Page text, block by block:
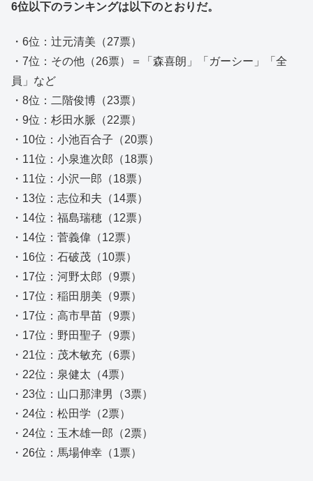
6位以下のランキングは以下のとおりだ。
・6位：辻元清美（27票）
・7位：その他（26票）＝「森喜朗」「ガーシー」「全
員」など
・8位：二階俊博（23票）
・9位：杉田水脈（22票）
・10位：小池百合子（20票）
・11位：小泉進次郎（18票）
・11位：小沢一郎（18票）
・13位：志位和夫（14票）
・14位：福島瑞穂（12票）
・14位：菅義偉（12票）
・16位：石破茂（10票）
・17位：河野太郎（9票）
・17位：稲田朋美（9票）
・17位：高市早苗（9票）
・17位：野田聖子（9票）
・21位：茂木敏充（6票）
・22位：泉健太（4票）
・23位：山口那津男（3票）
・24位：松田学（2票）
・24位：玉木雄一郎（2票）
・26位：馬場伸幸（1票）